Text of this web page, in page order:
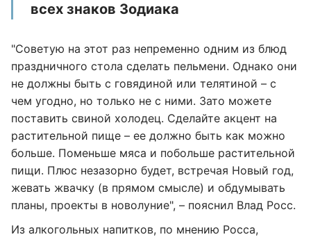
всех знаков Зодиака
"Советую на этот раз непременно одним из блюд
праздничного стола сделать пельмени. Однако они
не должны быть с говядиной или телятиной – с
чем угодно, но только не с ними. Зато можете
поставить свиной холодец. Сделайте акцент на
растительной пище – ее должно быть как можно
больше. Поменьше мяса и побольше растительной
пищи. Плюс незазорно будет, встречая Новый год,
жевать жвачку (в прямом смысле) и обдумывать
планы, проекты в новолуние", – пояснил Влад Росс.
Из алкогольных напитков, по мнению Росса,